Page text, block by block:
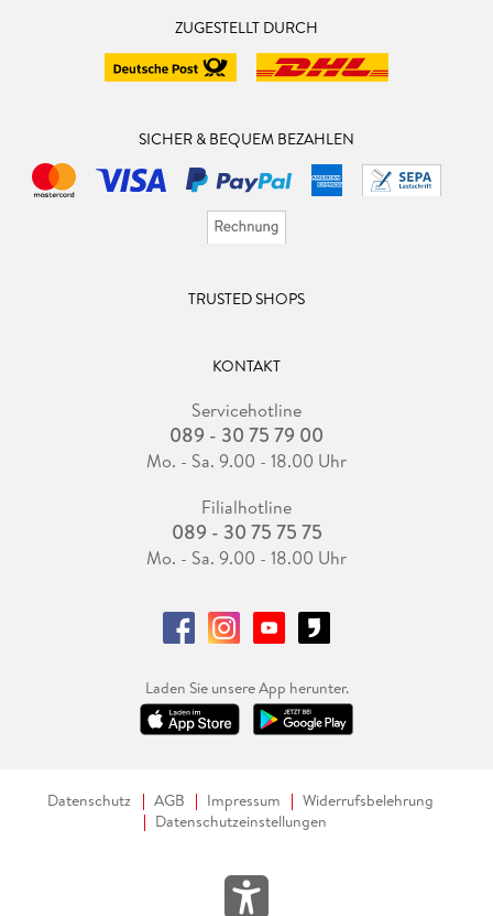
ZUGESTELLT DURCH
SICHER & BEQUEM BEZAHLEN
TRUSTED SHOPS
KONTAKT
Servicehotline
089 - 30 75 79 00
Mo. - Sa. 9.00 - 18.00 Uhr
Filialhotline
089 - 30 75 75 75
Mo. - Sa. 9.00 - 18.00 Uhr
Laden Sie unsere App herunter.
Datenschutz AGB Impressum
Widerrufsbelehrung
Datenschutzeinstellungen